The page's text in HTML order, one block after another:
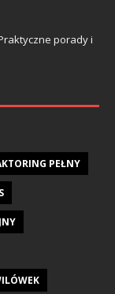
porady i
PEŁNY